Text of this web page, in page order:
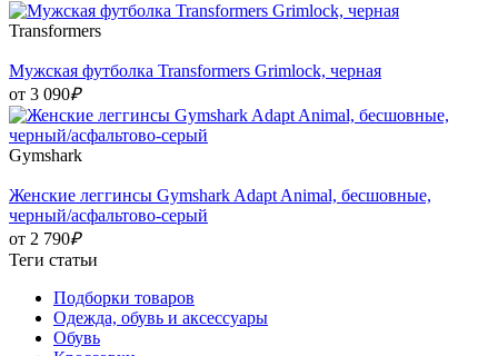
Transformers
Мужская футболка Transformers Grimlock, черная
от 3 090₽
Gymshark
Женские леггинсы Gymshark Adapt Animal, бесшовные,
черный/асфальтово-серый
от 2 790₽
Теги статьи
Подборки товаров
Одежда, обувь и аксессуары
Обувь